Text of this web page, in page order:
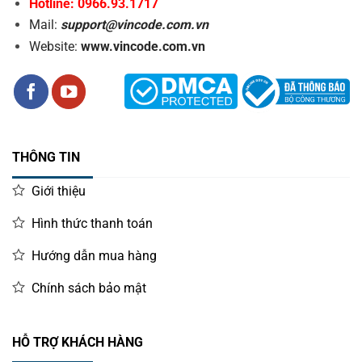
Hotline: 0966.93.1717
Mail: support@vincode.com.vn
Website: www.vincode.com.vn
THÔNG TIN
Giới thiệu
Hình thức thanh toán
Hướng dẫn mua hàng
Chính sách bảo mật
HỖ TRỢ KHÁCH HÀNG